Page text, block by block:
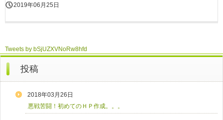
2019年06月25日
Tweets by bSjUZXVNoRw8hfd
投稿
2018年03月26日
悪戦苦闘！初めてのＨＰ作成。。。